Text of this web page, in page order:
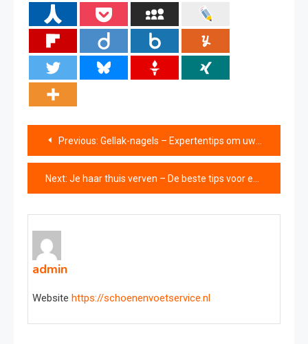
Bericht
navigatie
Previous: Gellak-nagels – Expertentips om uw nagels weer sterk te maken
Next: Je haar thuis verven – De beste tips voor een stralende haarkleur
admin
Website https://schoenenvoetservice.nl